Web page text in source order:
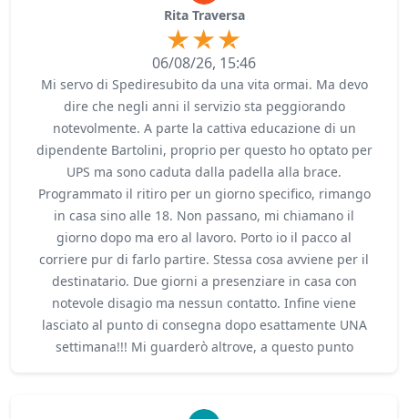
Rita Traversa
06/08/26, 15:46
Mi servo di Spediresubito da una vita ormai. Ma devo
dire che negli anni il servizio sta peggiorando
notevolmente. A parte la cattiva educazione di un
dipendente Bartolini, proprio per questo ho optato per
UPS ma sono caduta dalla padella alla brace.
Programmato il ritiro per un giorno specifico, rimango
in casa sino alle 18. Non passano, mi chiamano il
giorno dopo ma ero al lavoro. Porto io il pacco al
corriere pur di farlo partire. Stessa cosa avviene per il
destinatario. Due giorni a presenziare in casa con
notevole disagio ma nessun contatto. Infine viene
lasciato al punto di consegna dopo esattamente UNA
settimana!!! Mi guarderò altrove, a questo punto